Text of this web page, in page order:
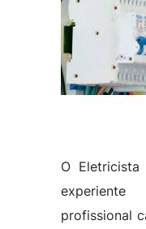
O Eletricista
profissional